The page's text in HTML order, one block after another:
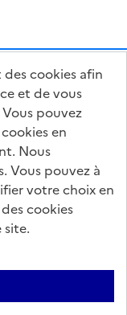
cookies afin
et de vous
pouvez
en
Nous
Vous pouvez à
votre choix en
cookies
site.